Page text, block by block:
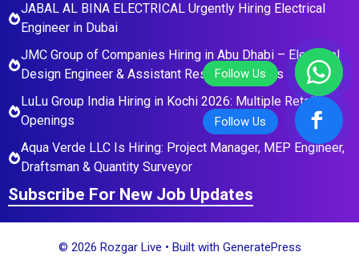
JABAL AL BINA ELECTRICAL Urgently Hiring Electrical
Engineer in Dubai
JMC Group of Companies Hiring in Abu Dhabi – Electrical
Design Engineer & Assistant Residential Roles
LuLu Group India Hiring in Kochi 2026: Multiple Retail
Openings
Aqua Verde LLC Is Hiring: Project Manager, MEP Engineer,
Draftsman & Quantity Surveyor
Subscribe For New Job Updates
© 2026 Rozgar Live • Built with GeneratePress